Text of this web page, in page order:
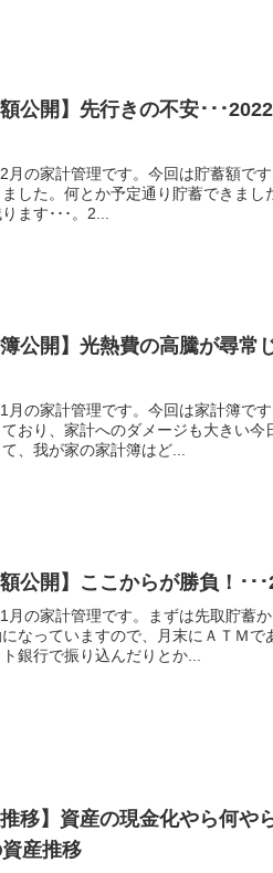
額公開】先行きの不安･･･
月の家計管理です。今回は貯蓄額で
した。何とか予定通り貯蓄できまし
ます･･･。2...
簿公開】光熱費の高騰が尋常
月の家計管理です。今回は家計簿で
おり、家計へのダメージも大きい今
、我が家の家計簿はど...
額公開】ここからが勝負！･･
月の家計管理です。まずは先取貯蓄
なっていますので、月末にＡＴＭで
ト銀行で振り込んだりとか...
推移】資産の現金化やら何や
産推移